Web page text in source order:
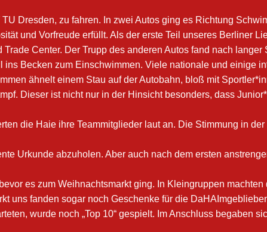
Dresden, zu fahren. In zwei Autos ging es Richtung
und Vorfreude erfüllt. Als der erste Teil unseres Berliner
Center. Der Trupp des anderen Autos fand nach langer
Becken zum Einschwimmen. Viele nationale und einige
ähnelt einem Stau auf der Autobahn, bloß mit
Dieser ist nicht nur in der Hinsicht besonders, dass
die Haie ihre Teammitglieder laut an. Die Stimmung in
Urkunde abzuholen. Aber auch nach dem ersten
es zum Weihnachtsmarkt ging. In Kleingruppen
uns fanden sogar noch Geschenke für die
wurde noch „Top 10“ gespielt. Im Anschluss begaben